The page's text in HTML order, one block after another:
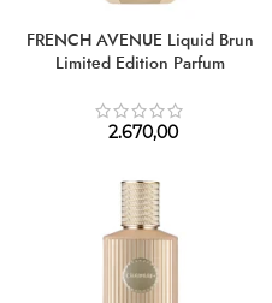
FRENCH AVENUE Liquid Brun
Limited Edition Parfum
2.670,00